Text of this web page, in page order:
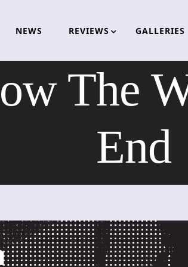
NEWS REVIEWS GALLERIES
The
End